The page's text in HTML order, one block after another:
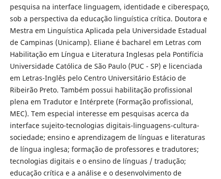
pesquisa na interface linguagem, identidade e ciberespaço,
sob a perspectiva da educação linguística crítica. Doutora e
Mestra em Linguística Aplicada pela Universidade Estadual
de Campinas (Unicamp). Eliane é bacharel em Letras com
Habilitação em Língua e Literatura Inglesas pela Pontifícia
Universidade Católica de São Paulo (PUC - SP) e licenciada
em Letras-Inglês pelo Centro Universitário Estácio de
Ribeirão Preto. Também possui habilitação profissional
plena em Tradutor e Intérprete (Formação profissional,
MEC). Tem especial interesse em pesquisas acerca da
interface sujeito-tecnologias digitais-linguagens-cultura-
sociedade; ensino e aprendizagem de línguas e literaturas
de língua inglesa; formação de professores e tradutores;
tecnologias digitais e o ensino de línguas / tradução;
educação crítica e a análise e o desenvolvimento de